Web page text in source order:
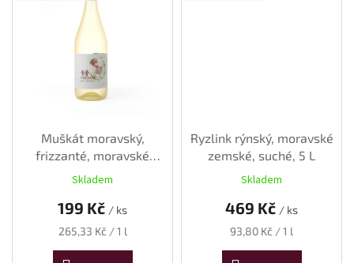
Muškát moravský,
frizzanté, moravské
zemské, 2023, suché, 0,75
Skladem
199 Kč / ks
Měrná
265,33 Kč / 1 l
Ryzlink rýnský, moravské
zemské, suché, 5 L
Skladem
469 Kč / ks
Měrná
93,80 Kč / 1 l